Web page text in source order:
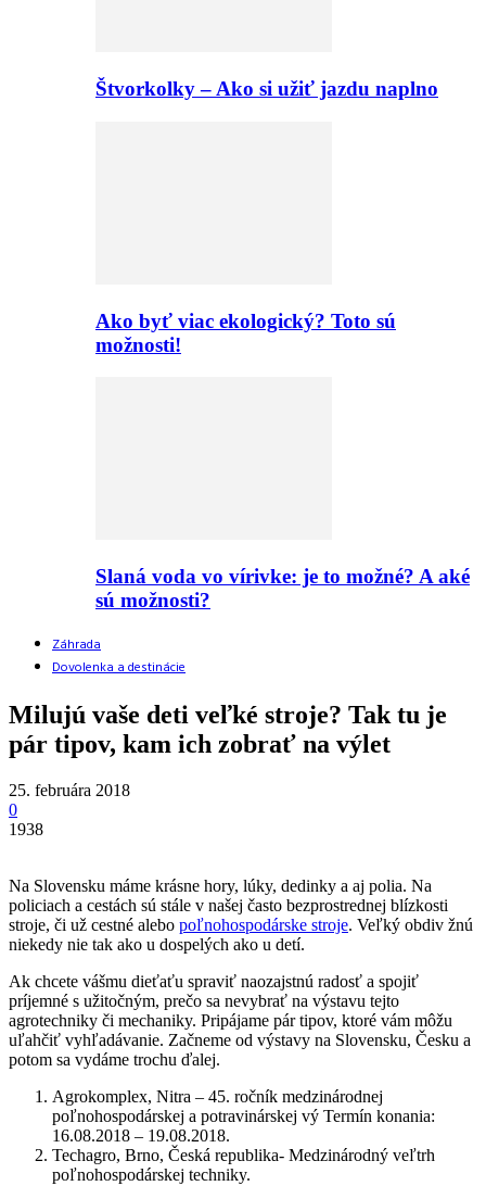
Štvorkolky – Ako si užiť jazdu naplno
Ako byť viac ekologický? Toto sú
možnosti!
Slaná voda vo vírivke: je to možné? A aké
sú možnosti?
Záhrada
Dovolenka a destinácie
Milujú vaše deti veľké stroje? Tak tu je
pár tipov, kam ich zobrať na výlet
25. februára 2018
0
1938
Na Slovensku máme krásne hory, lúky, dedinky a aj polia. Na
policiach a cestách sú stále v našej často bezprostrednej blízkosti
stroje, či už cestné alebo poľnohospodárske stroje. Veľký obdiv žnú
niekedy nie tak ako u dospelých ako u detí.
Ak chcete vášmu dieťaťu spraviť naozajstnú radosť a spojiť
príjemné s užitočným, prečo sa nevybrať na výstavu tejto
agrotechniky či mechaniky. Pripájame pár tipov, ktoré vám môžu
uľahčiť vyhľadávanie. Začneme od výstavy na Slovensku, Česku a
potom sa vydáme trochu ďalej.
Agrokomplex, Nitra – 45. ročník medzinárodnej
poľnohospodárskej a potravinárskej vý Termín konania:
16.08.2018 – 19.08.2018.
Techagro, Brno, Česká republika- Medzinárodný veľtrh
poľnohospodárskej techniky.